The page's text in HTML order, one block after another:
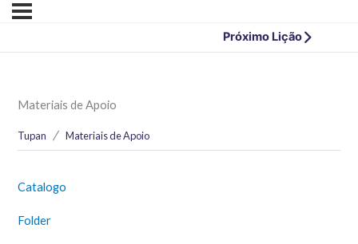
Próximo Lição
Materiais de Apoio
Tupan Materiais de Apoio
Catalogo
Folder